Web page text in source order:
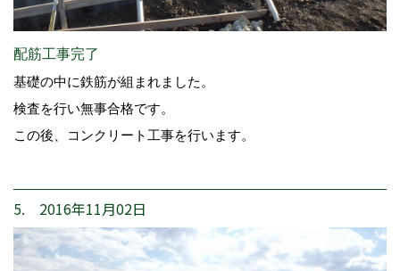
配筋工事完了
基礎の中に鉄筋が組まれました。
検査を行い無事合格です。
この後、コンクリート工事を行います。
5. 2016年11月02日